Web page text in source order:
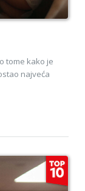
tome kako je
najveća